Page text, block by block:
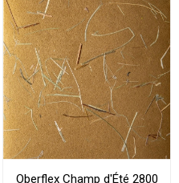
Oberflex Champ d'Été 2800